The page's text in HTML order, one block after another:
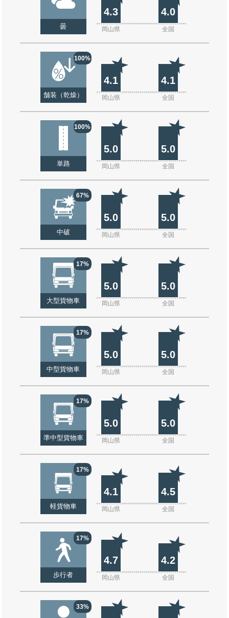
曇
4.3 4.0
岡山県 全国
100%
舗装（乾燥）
4.1 4.1
岡山県 全国
100%
単路
5.0 5.0
岡山県 全国
67%
中破
5.0 5.0
岡山県 全国
17%
大型貨物車
5.0 5.0
岡山県 全国
17%
中型貨物車
5.0 5.0
岡山県 全国
17%
準中型貨物車
5.0 5.0
岡山県 全国
17%
軽貨物車
4.1 4.5
岡山県 全国
17%
歩行者
4.7 4.2
岡山県 全国
33%